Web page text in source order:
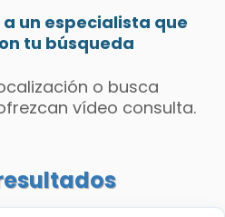
un especialista que
tu búsqueda
o busca
vídeo consulta.